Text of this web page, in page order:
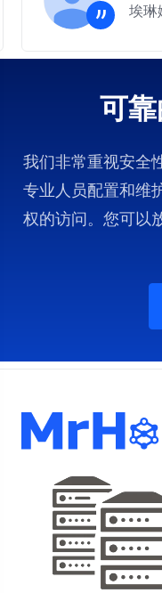
”
埃琳
可
我们非常重视安全
专业人员配置和维
权的访问。您可以